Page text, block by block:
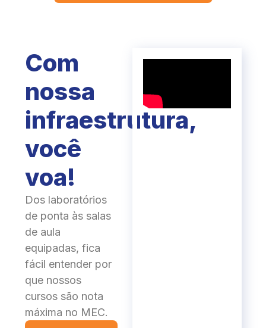
Com
nossa
infraestrutura,
você
voa!
Dos laboratórios
de ponta às salas
de aula
equipadas, fica
fácil entender por
que nossos
cursos são nota
máxima no MEC.